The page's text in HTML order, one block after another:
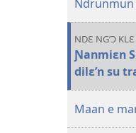
Ndrunmun
NDƐ NG’Ɔ KLƐ
Ɲanmiɛn
dilɛ’n su
Maan e